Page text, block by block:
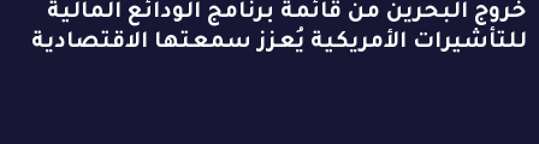
خروج البحرين من قائمة برنامج الودائع المالية
للتأشيرات الأمريكية يُعزز سمعتها الاقتصادية